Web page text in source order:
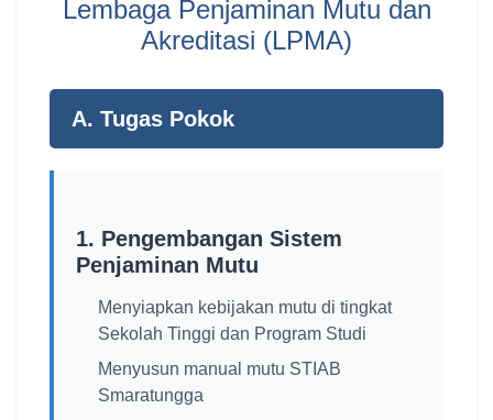
Lembaga Penjaminan Mutu dan
Akreditasi (LPMA)
A. Tugas Pokok
1. Pengembangan Sistem
Penjaminan Mutu
Menyiapkan kebijakan mutu di tingkat
Sekolah Tinggi dan Program Studi
Menyusun manual mutu STIAB
Smaratungga